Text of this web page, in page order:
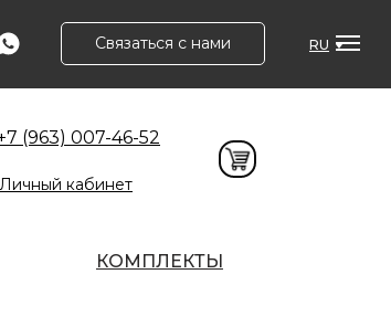
Связаться с нами RU
(963) 007-46-52
Личный кабинет
КОМПЛЕКТЫ